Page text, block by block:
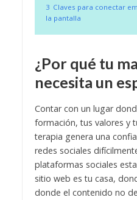
3 Claves para conectar
la pantalla
¿Por qué tu
necesita un
Contar con un lugar
formación, tus valores y
terapia genera una
redes sociales
plataformas sociales
sitio web es tu casa,
donde el contenido no